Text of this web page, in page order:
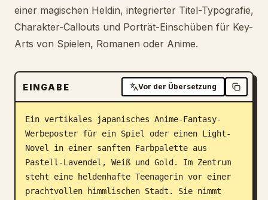
Preise
Blog
Updates
einer magischen Heldin, integrierter Titel-Typografie,
Charakter-Callouts und Porträt-Einschüben für Key-
Arts von Spielen, Romanen oder Anime.
EINGABE Vor der Übersetzung
Ein vertikales japanisches Anime-Fantasy-
Werbeposter für ein Spiel oder einen Light-
Novel in einer sanften Farbpalette aus
Pastell-Lavendel, Weiß und Gold. Im Zentrum
steht eine heldenhafte Teenagerin vor einer
prachtvollen himmlischen Stadt. Sie nimmt